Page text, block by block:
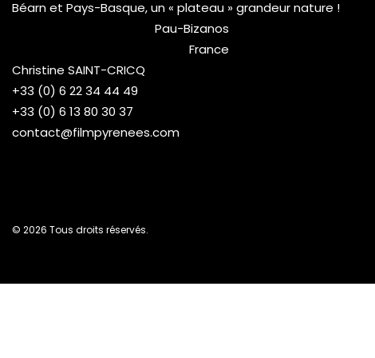
Béarn et Pays-Basque, un « plateau » grandeur nature !
Pau-Bizanos
France
Christine SAINT-CRICQ
+33 (0) 6 22 34 44 49
+33 (0) 6 13 80 30 37
contact@filmpyrenees.com
© 2026 Tous droits réservés.